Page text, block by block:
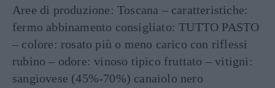
Aree di produzione: Toscana – caratteristiche:
fermo abbinamento consigliato: TUTTO PASTO
– colore: rosato più o meno carico con riflessi
rubino – odore: vinoso tipico fruttato – vitigni:
sangiovese (45%-70%) canaiolo nero